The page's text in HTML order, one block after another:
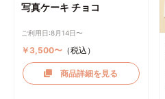
写真ケーキ チョコ
ご利用日:8月14日〜
￥3,500〜（税込）
商品詳細を見る